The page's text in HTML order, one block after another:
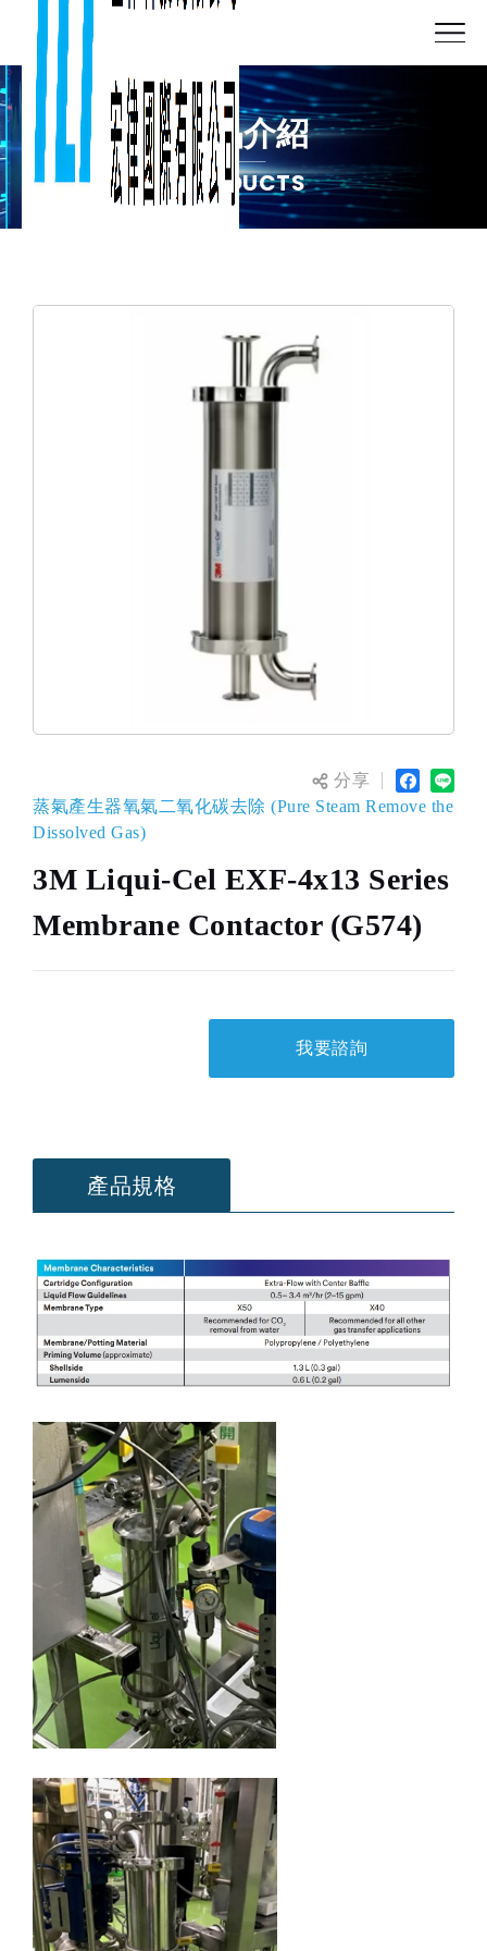
產品介紹
PRODUCTS
分享
蒸氣產生器氧氣二氧化碳去除 (Pure Steam Remove the
Dissolved Gas)
3M Liqui-Cel EXF-4x13 Series
Membrane Contactor (G574)
我要諮詢
產品規格